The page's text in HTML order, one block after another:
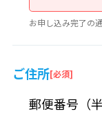
お申し込み完了の
ご住所
郵便番号（半